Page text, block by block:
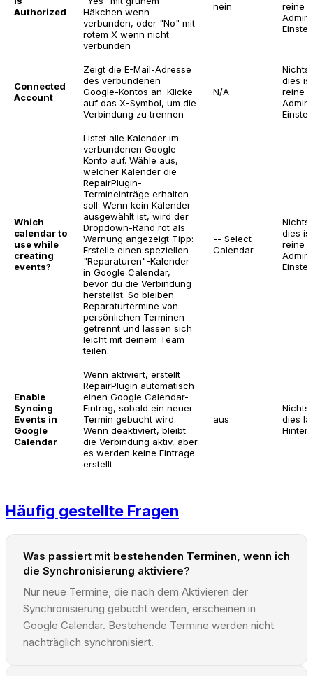
Authorized
Häkchen wenn
verbunden, oder "No" mit
rotem X wenn nicht
verbunden
nein
reine
Admin-
Connected
Account
Zeigt die E-Mail-Adresse
des verbundenen
Google-Kontos an. Klicke
auf das X-Symbol, um die
Verbindung zu trennen
N/A
Nichts
dies
reine
Admin-
Which
calendar to
use while
creating
events?
Listet alle Kalender im
verbundenen Google-
Konto auf. Wähle aus,
welcher Kalender die
RepairPlugin-
Termineinträge erhalten
soll. Wenn kein Kalender
ausgewählt ist, wird der
Dropdown-Rand rot als
Warnung angezeigt Tipp:
Erstelle einen speziellen
"Reparaturen"-Kalender
in Google Calendar,
bevor du die Verbindung
herstellst. So bleiben
Reparaturtermine von
persönlichen Terminen
getrennt und lassen sich
leicht mit deinem Team
teilen.
-- Select
Calendar --
Nichts
dies
reine
Admin-
Enable
Syncing
Events in
Google
Calendar
Wenn aktiviert, erstellt
RepairPlugin automatisch
einen Google Calendar-
Eintrag, sobald ein neuer
Termin gebucht wird.
Wenn deaktiviert, bleibt
die Verbindung aktiv, aber
es werden keine Einträge
erstellt
aus
Nichts
dies
Häufig gestellte Fragen
Was passiert mit bestehenden Terminen, wenn ich
die Synchronisierung aktiviere?
Nur neue Termine, die nach dem Aktivieren der
Synchronisierung gebucht werden, erscheinen in
Google Calendar. Bestehende Termine werden nicht
nachträglich synchronisiert.